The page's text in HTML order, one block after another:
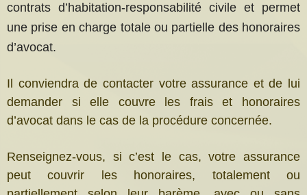
contrats d’habitation-responsabilité civile et permet
une prise en charge totale ou partielle des honoraires
d’avocat.
Il conviendra de contacter votre assurance et de lui
demander si elle couvre les frais et honoraires
d’avocat dans le cas de la procédure concernée.
Renseignez-vous, si c’est le cas, votre assurance
peut couvrir les honoraires, totalement ou